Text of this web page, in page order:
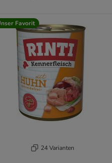
Favorit
24 Varianten